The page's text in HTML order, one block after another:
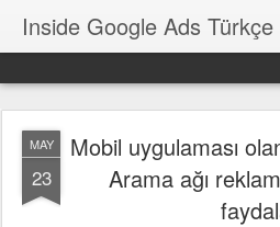
Inside Google Ads Türkçe
MAY
23
Mobil uygulaması
Arama ağı